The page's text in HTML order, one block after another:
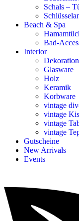
Schals –
Beach & Spa
Bad-
Interior
Dekoration
Glasware
Holz
Keramik
Korbware
vintage
vintage
vintage
vintage
Gutscheine
New Arrivals
Events